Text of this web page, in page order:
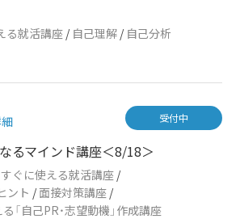
る就活講座 / 自己理解 / 自己分析
るマインド講座＜8/18＞
すぐに使える就活講座 /
ント /面接対策講座 /
「自己PR・志望動機」作成講座
受付中